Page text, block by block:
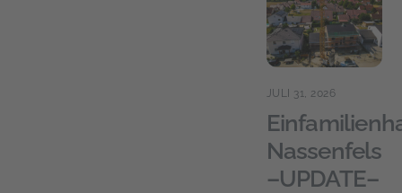
JULI 31, 2026
Nassenfels
–UPDATE–